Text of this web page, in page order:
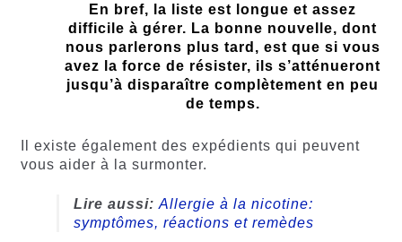
En bref, la liste est longue et assez
difficile à gérer. La bonne nouvelle, dont
nous parlerons plus tard, est que si vous
avez la force de résister, ils s’atténueront
jusqu’à disparaître complètement en peu
de temps.
Il existe également des expédients qui peuvent
vous aider à la surmonter.
Lire aussi: Allergie à la nicotine:
symptômes, réactions et remèdes